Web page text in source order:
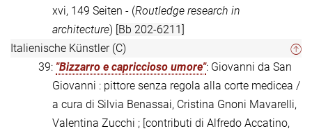
xvi, 149 Seiten - (Routledge research in
architecture) [Bb 202-6211]
Italienische Künstler (C)
39: "Bizzarro e capriccioso umore": Giovanni da San
Giovanni : pittore senza regola alla corte medicea /
a cura di Silvia Benassai, Cristina Gnoni Mavarelli,
Valentina Zucchi ; [contributi di Alfredo Accatino,